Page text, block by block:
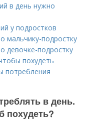
в день нужно
у подростков
мальчику-подростку
девочке-подростку
похудеть
потребления
в день.
похудеть?